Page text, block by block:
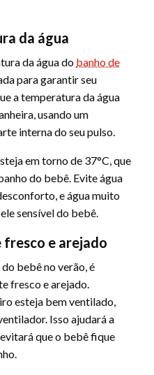
da água
da água do banho de
para garantir seu
a temperatura da água
usando um
interna do seu pulso.
em torno de 37°C, que
do bebê. Evite água
e água muito
sensível do bebê.
e arejado
bebê no verão, é
fresco e arejado.
esteja bem ventilado,
Isso ajudará a
que o bebê fique